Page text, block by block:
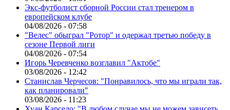
Экс-футболист сборной России стал тренером в
европейском клубе
04/08/2026 - 07:58
"Велес" обыграл "Ротор" и одержал третью победу в
сезоне Первой лиги
04/08/2026 - 07:54
Игорь Черевченко возглавил "Актобе"
03/08/2026 - 12:42
Станислав Черчесов: "Понравилось, что мы играли так,
как планировали"
03/08/2026 - 11:23